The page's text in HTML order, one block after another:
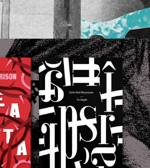
Book Covers | DESIGN